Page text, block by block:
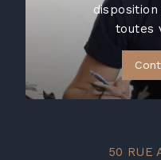
toutes
50 RUE